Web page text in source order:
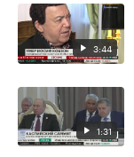
3:44
1:31